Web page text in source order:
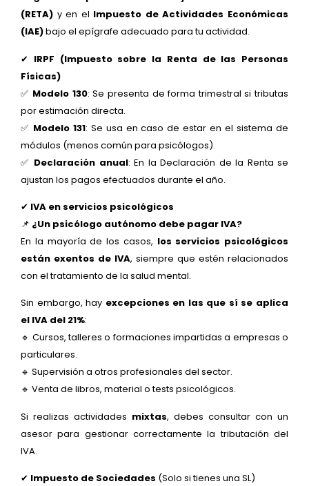
(RETA) y en el Impuesto de Actividades Económicas
(IAE)bajo el epígrafe adecuado para tu actividad.
✔ IRPF (Impuesto sobre la Renta de las Personas
Físicas)
✅ Modelo 130: Se presenta de forma trimestral si tributas
por estimación directa.
✅ Modelo 131: Se usa en caso de estar en el sistema de
módulos (menos común para psicólogos).
✅ Declaración anual: En la Declaración de la Renta se
ajustan los pagos efectuados durante el año.
✔ IVA en servicios psicológicos
📌 ¿Un psicólogo autónomo debe pagar IVA?
En la mayoría de los casos, los servicios psicológicos
están exentos de IVA, siempre que estén relacionados
con el tratamiento de la salud mental.
Sin embargo, hay excepciones en las que sí se aplica
el IVA del 21%:
🔹 Cursos, talleres o formaciones impartidas a empresas o
particulares.
🔹 Supervisión a otros profesionales del sector.
🔹 Venta de libros, material o tests psicológicos.
Si realizas actividades mixtas, debes consultar con un
asesor para gestionar correctamente la tributación del
IVA.
✔ Impuesto de Sociedades (Solo si tienes una SL)